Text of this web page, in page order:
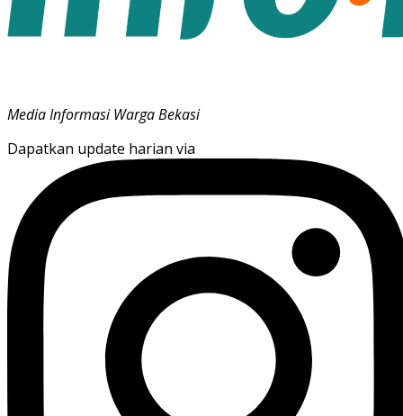
Media Informasi Warga Bekasi
Dapatkan update harian via